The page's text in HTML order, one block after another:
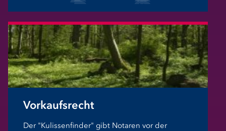
Vorkaufsrecht
Der "Kulissenfinder" gibt Notaren vor der